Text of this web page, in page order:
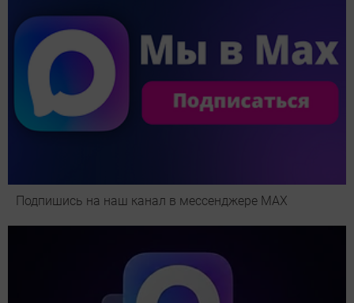
Подпишись на наш канал в мессенджере МАХ